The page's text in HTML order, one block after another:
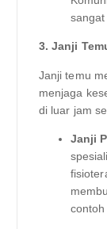
3. Janji
Janji temu
menjaga
di luar jam
Janji
contoh